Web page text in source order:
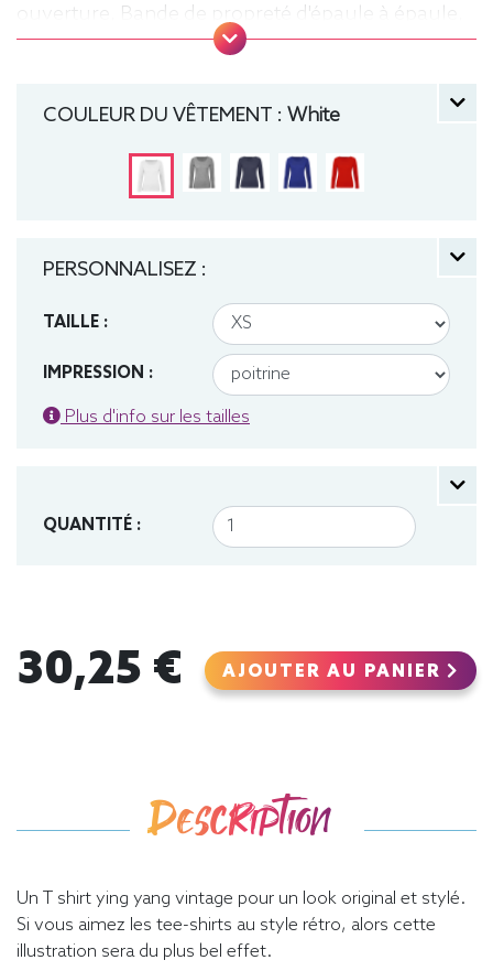
ouverture, Bande de propreté d'épaule à épaule,
Coutures latérales, Lavable jusqu'à 40°C, Moyen
rond, Bio / Organic, B&C
COULEUR DU VÊTEMENT : White
PERSONNALISEZ :
TAILLE :
IMPRESSION :
Plus d'info sur les tailles
QUANTITÉ :
30,25 € AJOUTER AU PANIER
Description
Un T shirt ying yang vintage pour un look original et stylé.
Si vous aimez les tee-shirts au style rétro, alors cette
illustration sera du plus bel effet.